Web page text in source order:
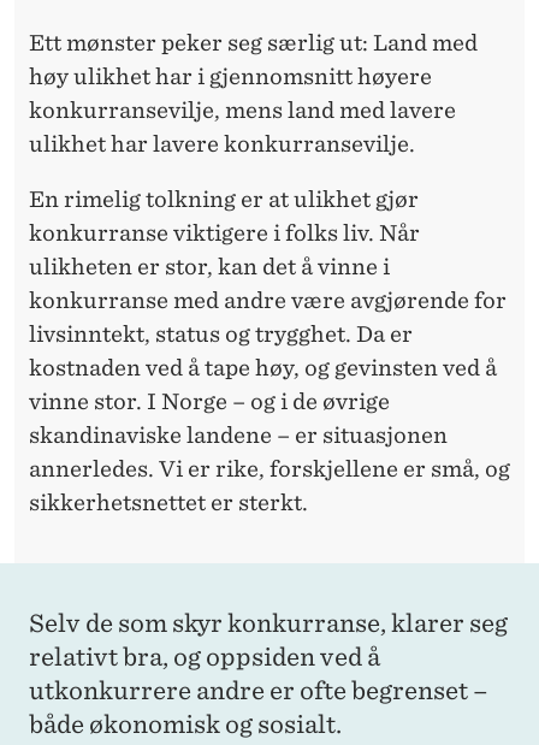
Ett mønster peker seg særlig ut: Land med
høy ulikhet har i gjennomsnitt høyere
konkurransevilje, mens land med lavere
ulikhet har lavere konkurransevilje.
En rimelig tolkning er at ulikhet gjør
konkurranse viktigere i folks liv. Når
ulikheten er stor, kan det å vinne i
konkurranse med andre være avgjørende for
livsinntekt, status og trygghet. Da er
kostnaden ved å tape høy, og gevinsten ved å
vinne stor. I Norge – og i de øvrige
skandinaviske landene – er situasjonen
annerledes. Vi er rike, forskjellene er små, og
sikkerhetsnettet er sterkt.
Selv de som skyr konkurranse, klarer seg
relativt bra, og oppsiden ved å
utkonkurrere andre er ofte begrenset –
både økonomisk og sosialt.